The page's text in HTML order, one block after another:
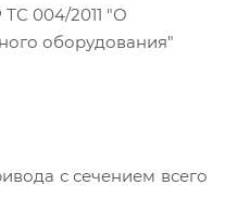
ТС 004/2011 "О
оборудования"
с сечением всего